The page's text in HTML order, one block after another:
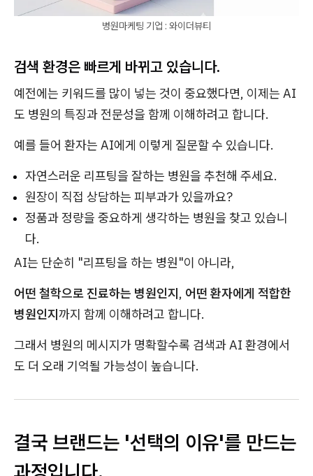
병원마케팅 기업 : 와이더뷰티
검색 환경은 빠르게 바뀌고 있습니다.
예전에는 키워드를 많이 넣는 것이 중요했다면, 이제는 AI
도 병원의 특징과 전문성을 함께 이해하려고 합니다.
예를 들어 환자는 AI에게 이렇게 질문할 수 있습니다.
자연스러운 리프팅을 잘하는 병원을 추천해 주세요.
원장이 직접 상담하는 피부과가 있을까요?
정품과 정량을 중요하게 생각하는 병원을 찾고 있습니
다.
AI는 단순히 "리프팅을 하는 병원"이 아니라,
어떤 철학으로 진료하는 병원인지, 어떤 환자에게 적합한
병원인지까지 함께 이해하려고 합니다.
그래서 병원의 메시지가 명확할수록 검색과 AI 환경에서
도 더 오래 기억될 가능성이 높습니다.
결국 브랜드는 '선택의 이유'를 만드는